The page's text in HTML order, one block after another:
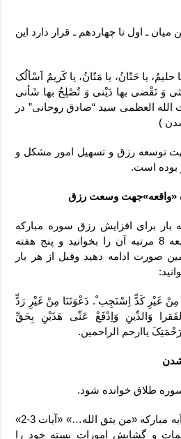
ـ اول تا چهاردهم ـ قرار دارد این
حلیمُ، یا حَنّانُ، یا مَنّانُ، یا کَریمُ اَسْألُک
وَ تَقْضی بها دَیْنی وَ تُصْلِحُ بها شَأنی
الله العظمی سید “صادق روحانی” در
)
جهت توسعه رزق و تسهیل امور مشکل و
بوده است.
«واقعه»جهت وسعت رزق
برای افزایش رزق سوره مبارکه
واقعه را بخوانید وشب جمعه 8 مرتبه آن را بخوانید و پنج هفته
صورت ادامه دهید وقبل از هر بار
مِنْ غَیْرِ کَدٍّ اِسْتَجِب ْ. دَعْوَتَنَا مِنْ غَیْرِ رَدٍّ
وَالدِّینِ وَاِدْفَعْ عَنِّی هَذَیْنِ بِحَقِّ
یاارحم الراحمین.
هر کس هر روز به خواندن آیه مبارکه «من یتق الله…» «آیات 3-2»
و گشایش امورات بسته خود را